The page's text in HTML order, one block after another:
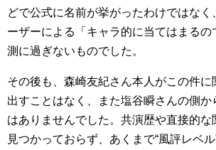
どで公式に名前が挙がったわけではな
ーザーによる「キャラ的に当てはまるの
測に過ぎないものでした。
その後も、森崎友紀さん本人がこの件に
出すことはなく、また塩谷瞬さんの側か
はありませんでした。共演歴や直接的な
見つかっておらず、あくまで“風評レベ